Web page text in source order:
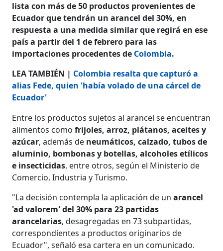
lista con más de 50 productos provenientes de
Ecuador que tendrán un arancel del 30%, en
respuesta a una medida similar que regirá en ese
país a partir del 1 de febrero para las
importaciones procedentes de Colombia.
LEA TAMBIÉN | Colombia resalta que capturó a
alias Fede, quien 'había volado de una cárcel de
Ecuador'
Entre los productos sujetos al arancel se encuentran
alimentos comofrijoles, arroz, plátanos, aceites y
azúcar, además de neumáticos, calzado, tubos de
aluminio, bombonas y botellas, alcoholes etílicos
e insecticidas, entre otros, según el Ministerio de
Comercio, Industria y Turismo.
"La decisión contempla la aplicación de unarancel
'ad valorem' del 30% para 23 partidas
arancelarias, desagregadas en 73 subpartidas,
correspondientes a productos originarios de
Ecuador", señaló esa cartera en un comunicado.